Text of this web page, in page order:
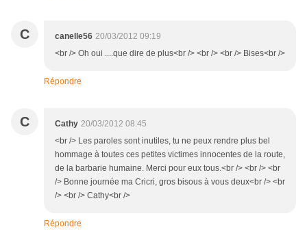
C canelle56 20/03/2012 09:19
<br /> Oh oui ....que dire de plus<br /> <br /> <br /> Bises<br />
Répondre
C Cathy 20/03/2012 08:45
<br /> Les paroles sont inutiles, tu ne peux rendre plus bel
hommage à toutes ces petites victimes innocentes de la route,
de la barbarie humaine. Merci pour eux tous.<br /> <br /> <br
/> Bonne journée ma Cricri, gros bisous à vous deux<br /> <br
/> <br /> Cathy<br />
Répondre